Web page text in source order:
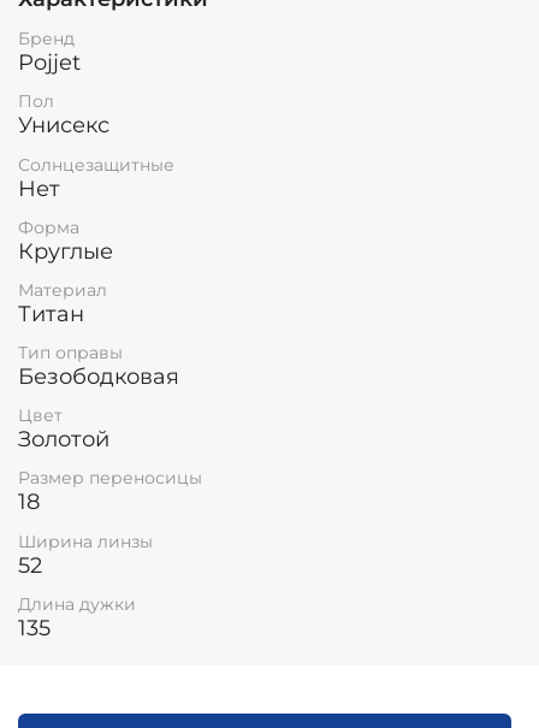
Бренд
Pojjet
Пол
Унисекс
Солнцезащитные
Нет
Форма
Круглые
Материал
Титан
Тип оправы
Безободковая
Цвет
Золотой
Размер переносицы
18
Ширина линзы
52
Длина дужки
135